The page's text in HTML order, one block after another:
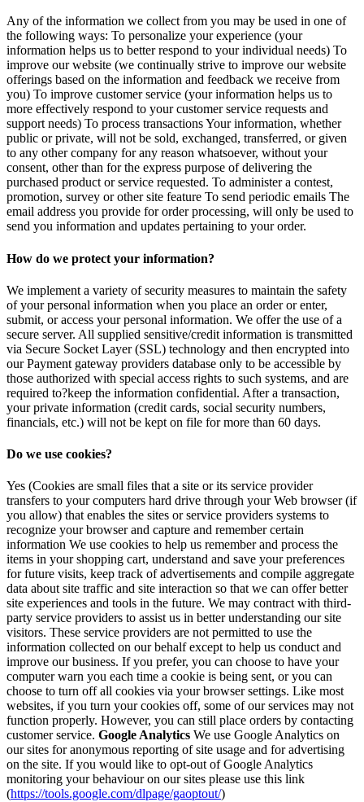
Any of the information we collect from you may be used in one of
the following ways: To personalize your experience (your
information helps us to better respond to your individual needs) To
improve our website (we continually strive to improve our website
offerings based on the information and feedback we receive from
you) To improve customer service (your information helps us to
more effectively respond to your customer service requests and
support needs) To process transactions Your information, whether
public or private, will not be sold, exchanged, transferred, or given
to any other company for any reason whatsoever, without your
consent, other than for the express purpose of delivering the
purchased product or service requested. To administer a contest,
promotion, survey or other site feature To send periodic emails The
email address you provide for order processing, will only be used to
send you information and updates pertaining to your order.
How do we protect your information?
We implement a variety of security measures to maintain the safety
of your personal information when you place an order or enter,
submit, or access your personal information. We offer the use of a
secure server. All supplied sensitive/credit information is transmitted
via Secure Socket Layer (SSL) technology and then encrypted into
our Payment gateway providers database only to be accessible by
those authorized with special access rights to such systems, and are
required to?keep the information confidential. After a transaction,
your private information (credit cards, social security numbers,
financials, etc.) will not be kept on file for more than 60 days.
Do we use cookies?
Yes (Cookies are small files that a site or its service provider
transfers to your computers hard drive through your Web browser (if
you allow) that enables the sites or service providers systems to
recognize your browser and capture and remember certain
information We use cookies to help us remember and process the
items in your shopping cart, understand and save your preferences
for future visits, keep track of advertisements and compile aggregate
data about site traffic and site interaction so that we can offer better
site experiences and tools in the future. We may contract with third-
party service providers to assist us in better understanding our site
visitors. These service providers are not permitted to use the
information collected on our behalf except to help us conduct and
improve our business. If you prefer, you can choose to have your
computer warn you each time a cookie is being sent, or you can
choose to turn off all cookies via your browser settings. Like most
websites, if you turn your cookies off, some of our services may not
function properly. However, you can still place orders by contacting
customer service. Google Analytics We use Google Analytics on
our sites for anonymous reporting of site usage and for advertising
on the site. If you would like to opt-out of Google Analytics
monitoring your behaviour on our sites please use this link
(https://tools.google.com/dlpage/gaoptout/)